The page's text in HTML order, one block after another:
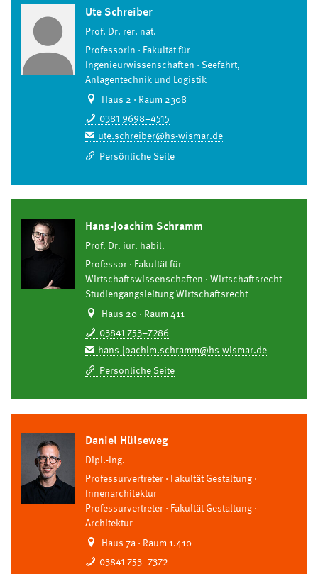
Ute Schreiber
Prof. Dr. rer. nat.
Professorin
Fakultät für
Ingenieurwissenschaften
Seefahrt,
Anlagentechnik und Logistik
Haus 2 · Raum 2308
0381 9698–4515
ute.schreiber@hs-wismar.de
Persönliche Seite
Hans-Joachim Schramm
Prof. Dr. iur. habil.
Professor
Fakultät für
Wirtschaftswissenschaften
Wirtschaftsrecht
Studiengangsleitung Wirtschaftsrecht
Haus 20 · Raum 411
03841 753–7286
hans-joachim.schramm@hs-wismar.de
Persönliche Seite
Daniel Hülseweg
Dipl.-Ing.
Professurvertreter
Fakultät Gestaltung
Innenarchitektur
Professurvertreter
Fakultät Gestaltung
Architektur
Haus 7a · Raum 1.410
03841 753–7372